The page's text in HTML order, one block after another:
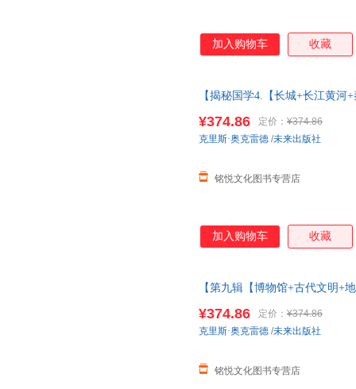
加入购物车 收藏
【揭秘国学4.【长城+长江黄
+四大发明】
¥374.86 定价： ¥374.86
铭悦文化图书专营店
克里斯·奥克雷德 /未来出版社
加入购物车 收藏
【第九辑【博物馆+古代文明+
史+度量衡】
¥374.86 定价： ¥374.86
铭悦文化图书专营店
克里斯·奥克雷德 /未来出版社